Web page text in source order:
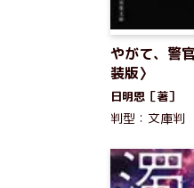
やがて、警
装版〉
日明恩［著］
判型：文庫判